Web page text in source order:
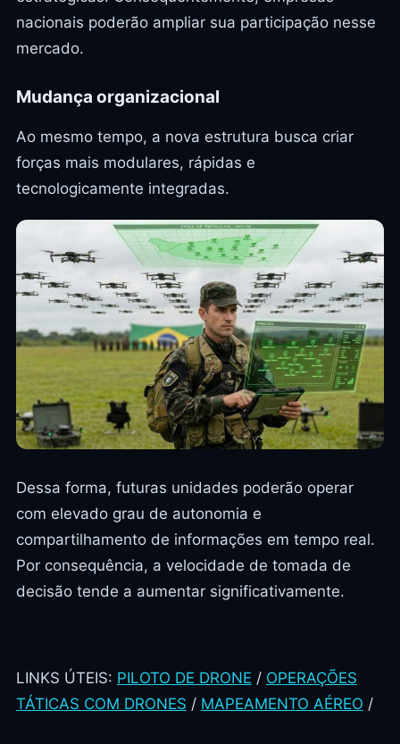
nacionais poderão ampliar sua participação nesse
mercado.
Mudança organizacional
Ao mesmo tempo, a nova estrutura busca criar
forças mais modulares, rápidas e
tecnologicamente integradas.
Dessa forma, futuras unidades poderão operar
com elevado grau de autonomia e
compartilhamento de informações em tempo real.
Por consequência, a velocidade de tomada de
decisão tende a aumentar significativamente.
LINKS ÚTEIS: PILOTO DE DRONE / OPERAÇÕES
TÁTICAS COM DRONES / MAPEAMENTO AÉREO /